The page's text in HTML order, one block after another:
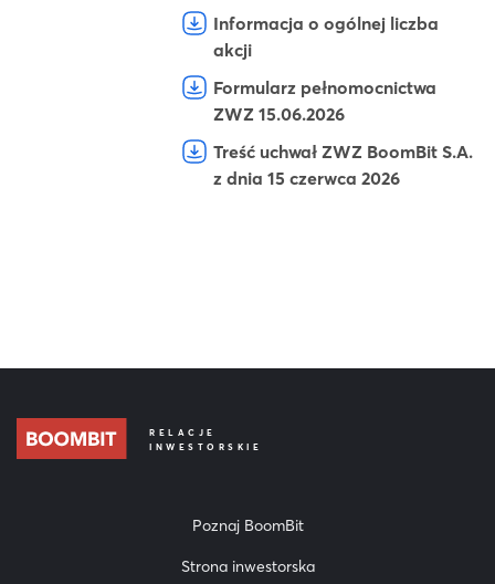
Informacja o ogólnej liczba
akcji
Formularz pełnomocnictwa
ZWZ 15.06.2026
Treść uchwał ZWZ BoomBit S.A.
z dnia 15 czerwca 2026
RELACJE
INWESTORSKIE
Poznaj BoomBit
Strona inwestorska